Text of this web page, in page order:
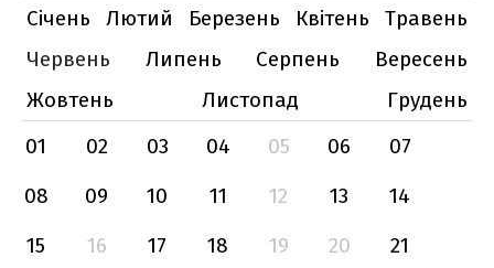
Січень
Лютий Березень Квітень
Травень
Червень
Липень Серпень
Вересень
Жовтень
Листопад
Грудень
01
02 03 04 05 06
07
08
09 10 11 12 13
14
15
16 17 18 19 20
21